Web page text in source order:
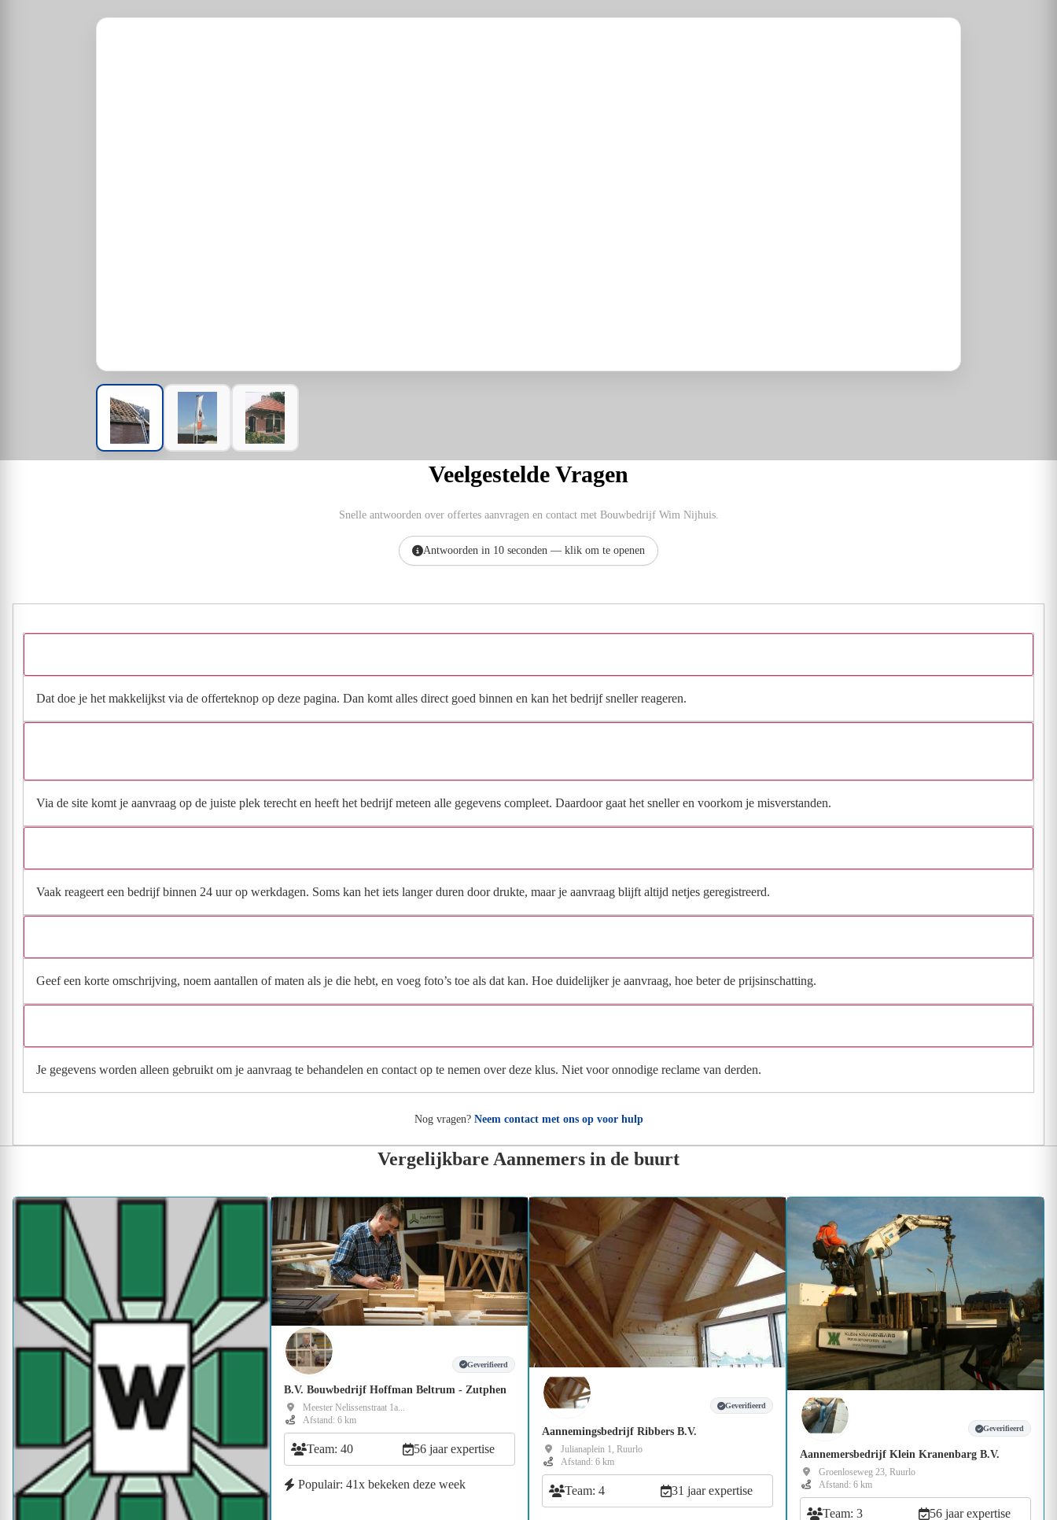
Veelgestelde Vragen
Snelle antwoorden over offertes aanvragen en contact met Bouwbedrijf Wim Nijhuis.
Antwoorden in 10 seconden — klik om te openen
Dat doe je het makkelijkst via de offerteknop op deze pagina. Dan komt alles direct goed binnen en kan het bedrijf sneller reageren.
Via de site komt je aanvraag op de juiste plek terecht en heeft het bedrijf meteen alle gegevens compleet. Daardoor gaat het sneller en voorkom je misverstanden.
Vaak reageert een bedrijf binnen 24 uur op werkdagen. Soms kan het iets langer duren door drukte, maar je aanvraag blijft altijd netjes geregistreerd.
Geef een korte omschrijving, noem aantallen of maten als je die hebt, en voeg foto’s toe als dat kan. Hoe duidelijker je aanvraag, hoe beter de prijsinschatting.
Je gegevens worden alleen gebruikt om je aanvraag te behandelen en contact op te nemen over deze klus. Niet voor onnodige reclame van derden.
Nog vragen? Neem contact met ons op voor hulp
Vergelijkbare Aannemers in de buurt
Geverifieerd
B.V. Bouwbedrijf Hoffman Beltrum - Zutphen
Meester Nelissenstraat 1a...
Afstand: 6 km
Team: 40 56 jaar expertise
Populair: 41x bekeken deze week
Geverifieerd
Aannemingsbedrijf Ribbers B.V.
Julianaplein 1, Ruurlo
Afstand: 6 km
Team: 4 31 jaar expertise
Geverifieerd
Aannemersbedrijf Klein Kranenbarg B.V.
Groenloseweg 23, Ruurlo
Afstand: 6 km
Team: 3 56 jaar expertise